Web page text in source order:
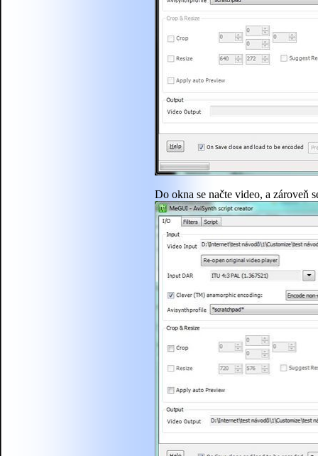
Do okna se načte video, a zároveň